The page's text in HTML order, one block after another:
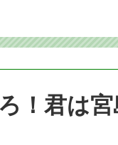
！君は